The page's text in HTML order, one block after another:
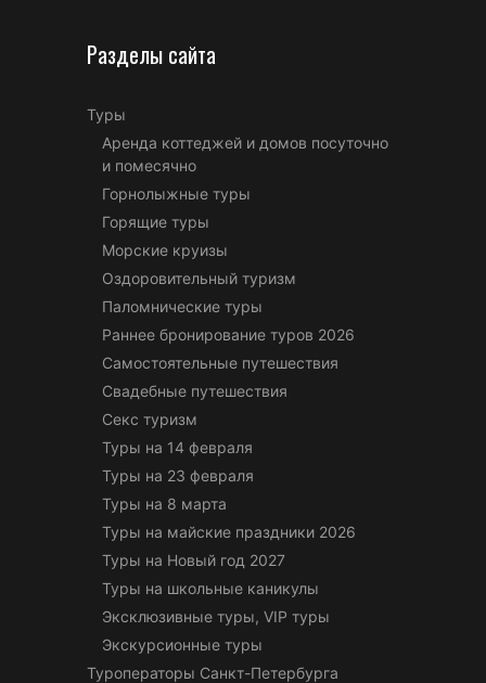
Разделы сайта
Туры
Аренда коттеджей и домов посуточно
и помесячно
Горнолыжные туры
Горящие туры
Морские круизы
Оздоровительный туризм
Паломнические туры
Раннее бронирование туров 2026
Самостоятельные путешествия
Свадебные путешествия
Секс туризм
Туры на 14 февраля
Туры на 23 февраля
Туры на 8 марта
Туры на майские праздники 2026
Туры на Новый год 2027
Туры на школьные каникулы
Эксклюзивные туры, VIP туры
Экскурсионные туры
Туроператоры Санкт-Петербурга